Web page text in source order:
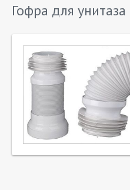
Гофра для унитаза